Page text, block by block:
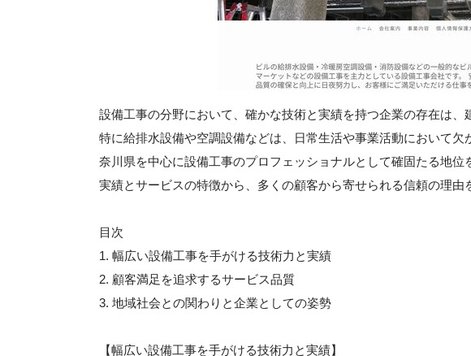
設備工事の分野において、確かな技術と実績を持つ企業の存在は、
特に給排水設備や空調設備などは、日常生活や事業活動において
奈川県を中心に設備工事のプロフェッショナルとして確固たる地位
実績とサービスの特徴から、多くの顧客から寄せられる信頼の理由
目次
1. 幅広い設備工事を手がける技術力と実績
2. 顧客満足を追求するサービス品質
3. 地域社会との関わりと企業としての姿勢
【幅広い設備工事を手がける技術力と実績】